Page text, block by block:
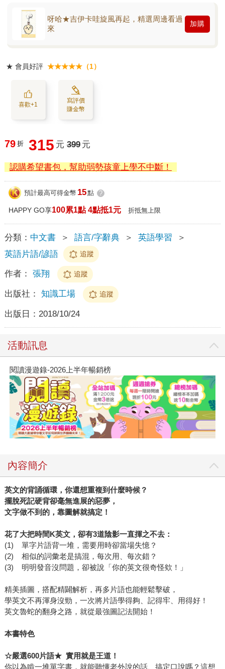
呀哈★吉伊卡哇旋風再起，精選周邊看過
來
加購
★ 會員好評 ★★★★★（1）
喜歡+1
寫評價
賺金幣
79 折 315 元 399 元
認購希望書包，幫助弱勢孩童上學不中斷！
預計最高可得金幣 15點 ?
HAPPY GO享100累1點 4點抵1元 折抵無上限
分類： 中文書 ＞ 語言/字辭典 ＞ 英語學習
＞
英語片語/諺語
追蹤
作者： 張翔 追蹤
出版社： 知識工場 追蹤
出版日： 2018/10/24
活動訊息
閱讀漫遊錄-2026上半年暢銷榜
內容簡介
英文的背誦循環，你還想重複到什麼時候？
擺脫死記硬背卻毫無進展的惡夢，
文字做不到的，靠圖解就搞定！
花了大把時間K英文，卻有3道陰影一直揮之不去：
(1) 單字片語背一堆，需要用時卻當場失憶？
(2) 相似的詞彙老是搞混，每次用、每次錯？
(3) 明明發音沒問題，卻被說「你的英文很奇怪欸！」
精美插圖，搭配精闢解析，再多片語也能輕鬆擊破，
學英文不再渾身沒勁，一次將片語學得夠、記得牢、用得好！
英文魯蛇的翻身之路，就從最強圖記法開始！
本書特色
☆嚴選600片語★ 實用就是王道！
你以為啃一堆單字書，就能聽懂老外說的話、搞定口說嗎？這想